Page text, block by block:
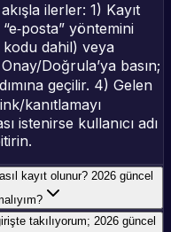
ilerler: 1) Kayıt
yöntemini
dahil) veya
Doğrula’ya basın;
geçilir. 4) Gelen
kanıtlamayı
istenirse kullanıcı adı
kayıt olunur? 2026 güncel
takılıyorum; 2026 güncel